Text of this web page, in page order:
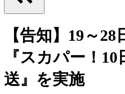
【告知】19～28
『スカパー！
送』を実施